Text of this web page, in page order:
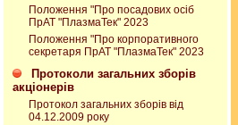
Положення "Про посадових осіб
ПрАТ "ПлазмаТек" 2023
Положення "Про корпоративного
секретаря ПрАТ "ПлазмаТек" 2023
Протоколи загальних зборів
акціонерів
Протокол загальних зборів від
04.12.2009 року